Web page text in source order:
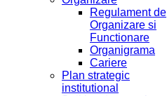
Regulament de
Organizare si
Functionare
Organigrama
Cariere
Plan strategic
institutional